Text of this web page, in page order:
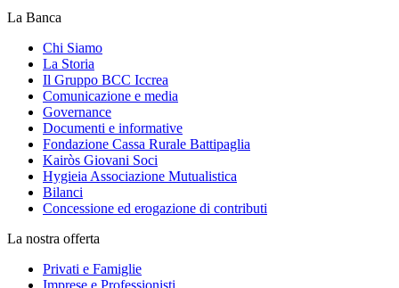
La Banca
Chi Siamo
La Storia
Il Gruppo BCC Iccrea
Comunicazione e media
Governance
Documenti e informative
Fondazione Cassa Rurale Battipaglia
Kairòs Giovani Soci
Hygieia Associazione Mutualistica
Bilanci
Concessione ed erogazione di contributi
La nostra offerta
Privati e Famiglie
Imprese e Professionisti